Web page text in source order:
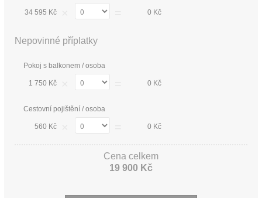
34 595 Kč 0 Kč
Nepovinné příplatky
Pokoj s balkonem / osoba
1 750 Kč 0 Kč
Cestovní pojištění / osoba
560 Kč 0 Kč
Cena celkem
19 900 Kč